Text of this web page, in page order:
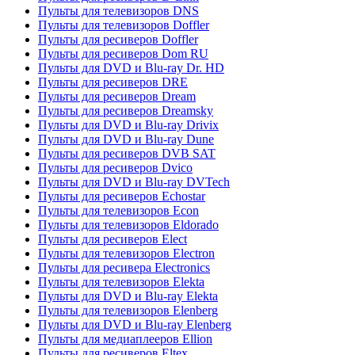
Пульты для телевизоров DNS
Пульты для телевизоров Doffler
Пульты для ресиверов Doffler
Пульты для ресиверов Dom RU
Пульты для DVD и Blu-ray Dr. HD
Пульты для ресиверов DRE
Пульты для ресиверов Dream
Пульты для ресиверов Dreamsky
Пульты для DVD и Blu-ray Drivix
Пульты для DVD и Blu-ray Dune
Пульты для ресиверов DVB SAT
Пульты для ресиверов Dvico
Пульты для DVD и Blu-ray DVTech
Пульты для ресиверов Echostar
Пульты для телевизоров Econ
Пульты для телевизоров Eldorado
Пульты для ресиверов Elect
Пульты для телевизоров Electron
Пульты для ресивера Electronics
Пульты для телевизоров Elekta
Пульты для DVD и Blu-ray Elekta
Пульты для телевизоров Elenberg
Пульты для DVD и Blu-ray Elenberg
Пульты для медиаплееров Ellion